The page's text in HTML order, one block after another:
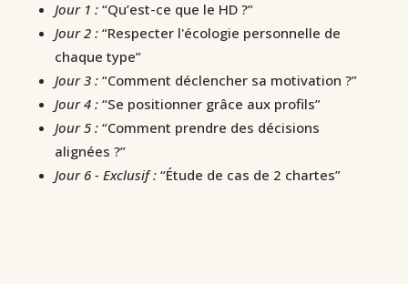
Jour 1 :“Qu’est-ce que le HD ?”
Jour 2 :“Respecter l'écologie personnelle de
chaque type”
Jour 3 :“Comment déclencher sa motivation ?”
Jour 4 :“Se positionner grâce aux profils”
Jour 5 :“Comment prendre des décisions
alignées ?”
Jour 6 - Exclusif :“Étude de cas de 2 chartes”